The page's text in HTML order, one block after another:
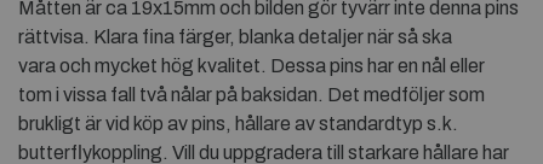
Måtten är ca 19x15mm och bilden gör tyvärr inte denna pins
rättvisa. Klara fina färger, blanka detaljer när så ska
vara och mycket hög kvalitet. Dessa pins har en nål eller
tom i vissa fall två nålar på baksidan. Det medföljer som
brukligt är vid köp av pins, hållare av standardtyp s.k.
butterflykoppling. Vill du uppgradera till starkare hållare har